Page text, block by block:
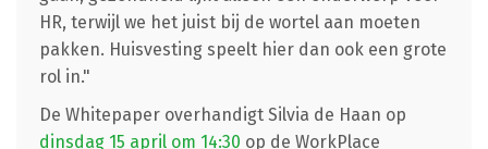
HR, terwijl we het juist bij de wortel aan moeten
pakken. Huisvesting speelt hier dan ook een grote
rol in."
De Whitepaper overhandigt Silvia de Haan op
dinsdag 15 april om 14:30 op de WorkPlace